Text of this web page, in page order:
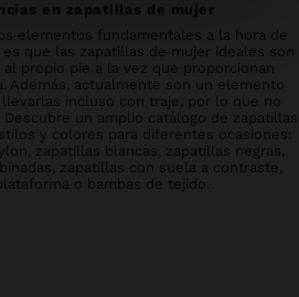
en zapatillas de mujer
elementos fundamentales a la hora de
que las zapatillas de mujer ideales son
propio pie a la vez que proporcionan
Además, actualmente son un elemento
incluso con traje, por lo que no
un amplio catálogo de zapatillas
y colores para diferentes ocasiones:
zapatillas blancas, zapatillas negras,
zapatillas con suela a contraste,
o bambas de tejido.